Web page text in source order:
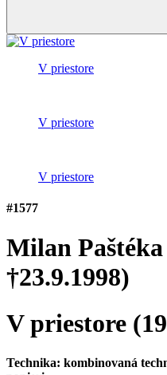
V priestore
V priestore
V priestore
#1577
Milan Paštéka
†23.9.1998)
V priestore
Technika: kombinovaná